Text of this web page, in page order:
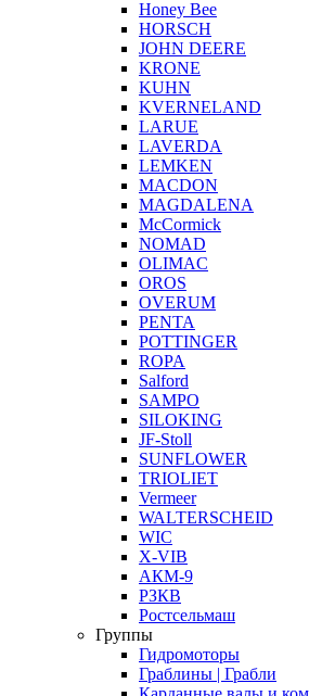
Honey Bee
HORSCH
JOHN DEERE
KRONE
KUHN
KVERNELAND
LARUE
LAVERDA
LEMKEN
MACDON
MAGDALENA
McCormick
NOMAD
OLIMAC
OROS
OVERUM
PENTA
POTTINGER
ROPA
Salford
SAMPO
SILOKING
JF-Stoll
SUNFLOWER
TRIOLIET
Vermeer
WALTERSCHEID
WIC
X-VIB
АКМ-9
РЗКВ
Ростсельмаш
Группы
Гидромоторы
Граблины | Грабли